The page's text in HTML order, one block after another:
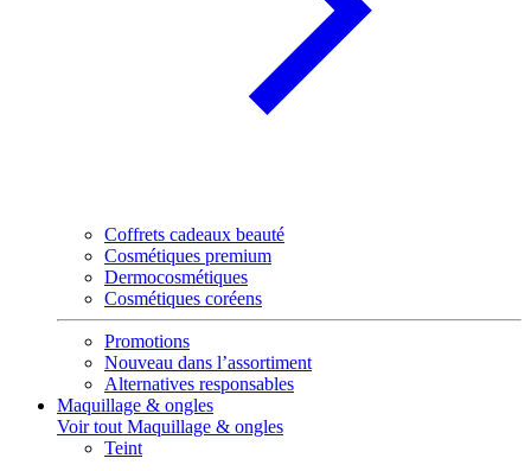
Coffrets cadeaux beauté
Cosmétiques premium
Dermocosmétiques
Cosmétiques coréens
Promotions
Nouveau dans l’assortiment
Alternatives responsables
Maquillage & ongles
Voir tout Maquillage & ongles
Teint